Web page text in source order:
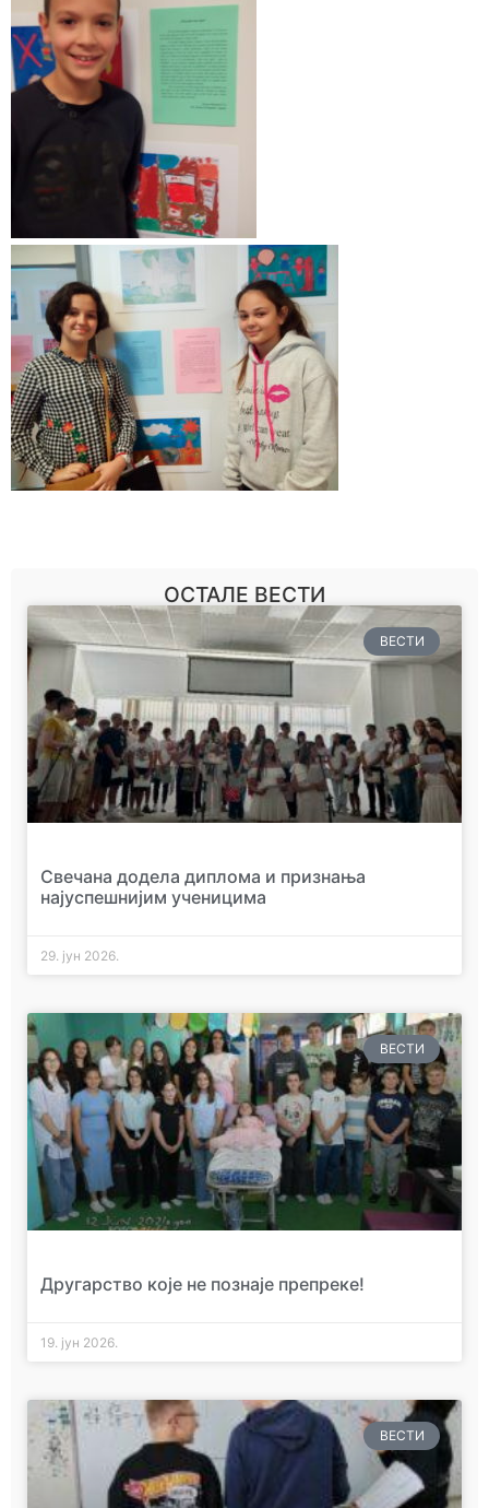
ОСТАЛЕ ВЕСТИ
ВЕСТИ
Свечана додела диплома и признања
најуспешнијим ученицима
29. јун 2026.
ВЕСТИ
Другарство које не познаје препреке!
19. јун 2026.
ВЕСТИ